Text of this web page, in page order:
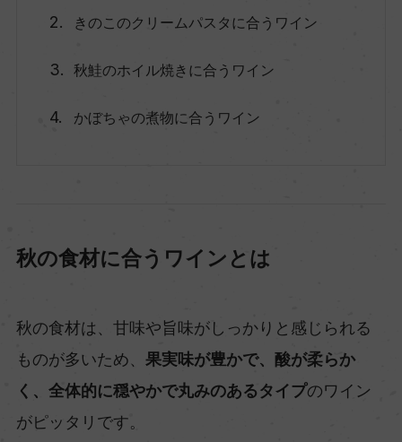
きのこのクリームパスタに合うワイン
秋鮭のホイル焼きに合うワイン
かぼちゃの煮物に合うワイン
秋の食材に合うワインとは
秋の食材は、甘味や旨味がしっかりと感じられる
ものが多いため、 果実味が豊かで、酸が柔らか
く、全体的に穏やかで丸みのあるタイプのワイン
がピッタリです。